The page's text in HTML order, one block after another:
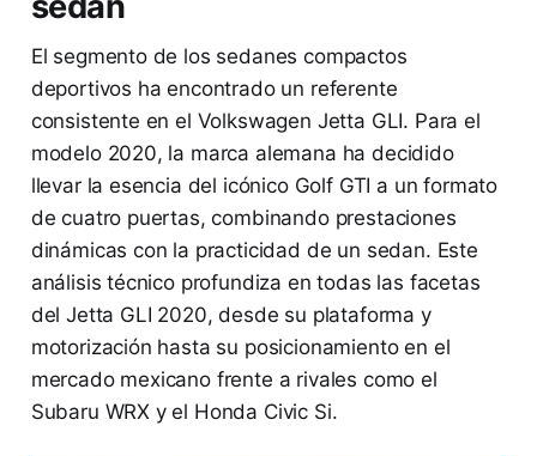
El segmento de los sedanes compactos
deportivos ha encontrado un referente
consistente en el Volkswagen Jetta GLI. Para el
modelo 2020, la marca alemana ha decidido
llevar la esencia del icónico Golf GTI a un formato
de cuatro puertas, combinando prestaciones
dinámicas con la practicidad de un sedan. Este
análisis técnico profundiza en todas las facetas
del Jetta GLI 2020, desde su plataforma y
motorización hasta su posicionamiento en el
mercado mexicano frente a rivales como el
Subaru WRX y el Honda Civic Si.